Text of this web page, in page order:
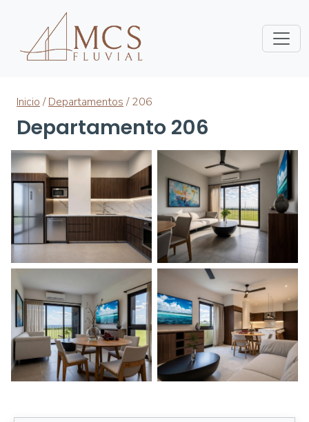
Inicio/Departamentos/ 206
Departamento 206